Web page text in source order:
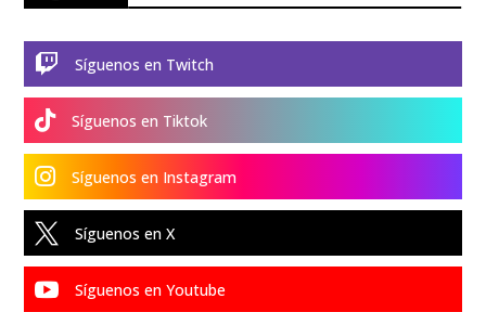
 Síguenos en Twitch
 Síguenos en Tiktok
 Síguenos en Instagram
 Síguenos en X
 Síguenos en Youtube